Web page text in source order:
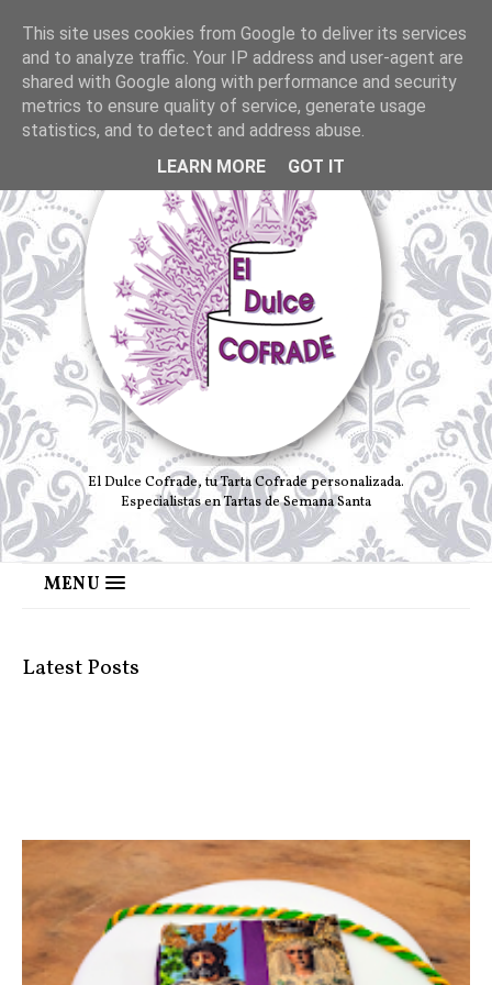
El Dulce Cofrade, tu Tarta Cofrade personalizada.
Especialistas en Tartas de Semana Santa
MENU
Latest Posts
This site uses cookies from Google to deliver its services
and to analyze traffic. Your IP address and user-agent are
shared with Google along with performance and security
metrics to ensure quality of service, generate usage
statistics, and to detect and address abuse.
LEARN MORE
GOT IT